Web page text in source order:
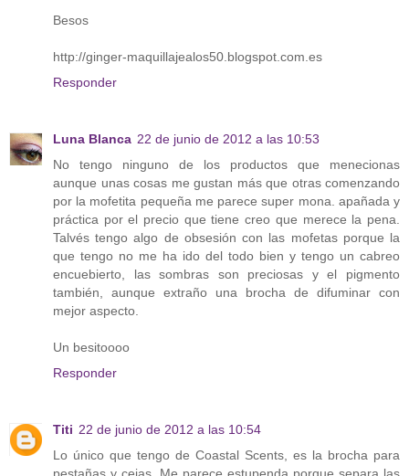
Besos
http://ginger-maquillajealos50.blogspot.com.es
Responder
Luna Blanca 22 de junio de 2012 a las 10:53
No tengo ninguno de los productos que menecionas
aunque unas cosas me gustan más que otras comenzando
por la mofetita pequeña me parece super mona. apañada y
práctica por el precio que tiene creo que merece la pena.
Talvés tengo algo de obsesión con las mofetas porque la
que tengo no me ha ido del todo bien y tengo un cabreo
encuebierto, las sombras son preciosas y el pigmento
también, aunque extraño una brocha de difuminar con
mejor aspecto.
Un besitoooo
Responder
Titi 22 de junio de 2012 a las 10:54
Lo único que tengo de Coastal Scents, es la brocha para